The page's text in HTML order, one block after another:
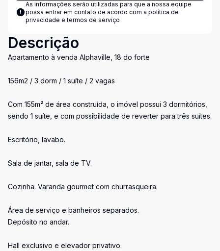
As informações serão utilizadas para que a nossa equipe
possa entrar em contato de acordo com a política de
privacidade e termos de serviço
Descrição
Apartamento à venda Alphaville, 18 do forte
156m2 / 3 dorm / 1 suíte / 2 vagas
Com 155m² de área construída, o imóvel possui 3 dormitórios,
sendo 1 suíte, e com possibilidade de reverter para três suítes.
Escritório, lavabo.
Sala de jantar, sala de TV.
Cozinha. Varanda gourmet com churrasqueira.
Área de serviço e banheiros separados.
Depósito no andar.
Hall exclusivo e elevador privativo.